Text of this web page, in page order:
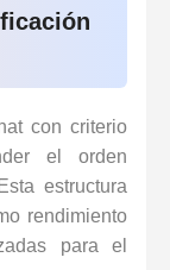
con criterio
el orden
estructura
rendimiento
para el